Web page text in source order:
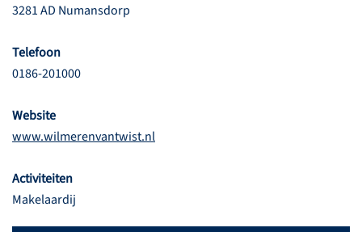
3281 AD Numansdorp
Telefoon
0186-201000
Website
www.wilmerenvantwist.nl
Activiteiten
Makelaardij